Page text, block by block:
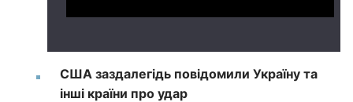
США заздалегідь повідомили Україну та
інші країни про удар